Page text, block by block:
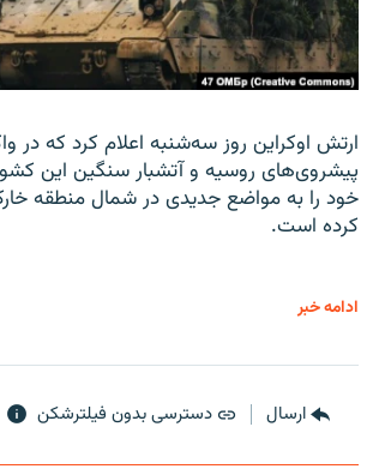
ارتش اوکراین روز سه‌شنبه اعلام کرد که در
پیشروی‌های روسیه و آتشبار سنگین این
خود را به مواضع جدیدی در شمال منطقه
کرده است.
ادامه خبر
ارسال دسترسی بدون فیلترشکن